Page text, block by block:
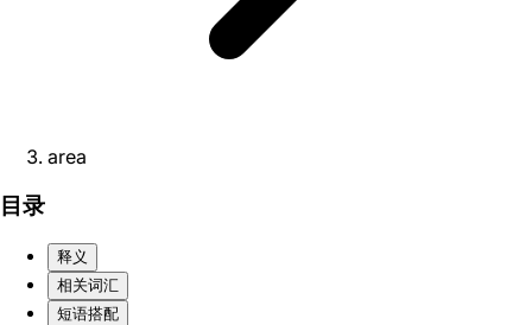
area
目录
释义
相关词汇
短语搭配